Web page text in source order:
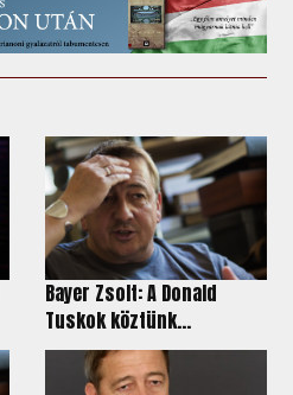
Bayer Zsolt: A Donald
Tuskok köztünk...